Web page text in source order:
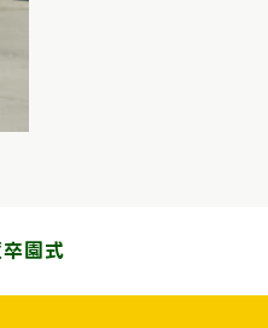
園式